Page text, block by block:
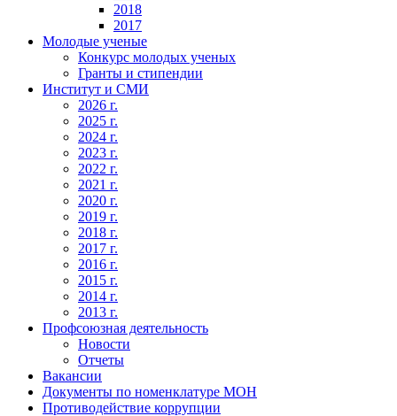
2018
2017
Молодые ученые
Конкурс молодых ученых
Гранты и стипендии
Институт и СМИ
2026 г.
2025 г.
2024 г.
2023 г.
2022 г.
2021 г.
2020 г.
2019 г.
2018 г.
2017 г.
2016 г.
2015 г.
2014 г.
2013 г.
Профсоюзная деятельность
Новости
Отчеты
Вакансии
Документы по номенклатуре МОН
Противодействие коррупции